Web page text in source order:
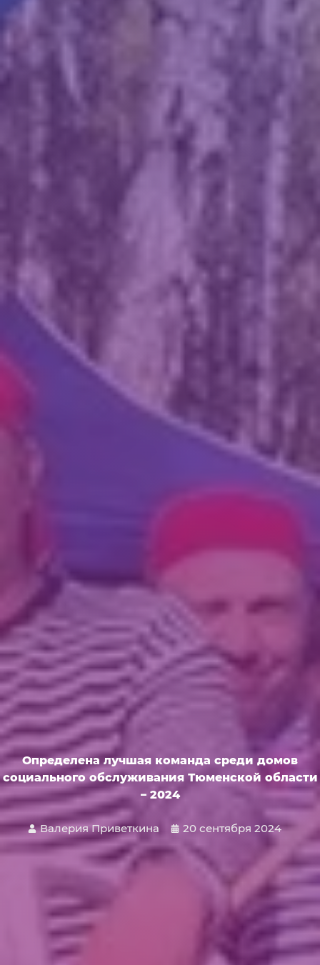
Определена лучшая команда среди домов
социального обслуживания Тюменской области
– 2024
Валерия Приветкина 20 сентября 2024